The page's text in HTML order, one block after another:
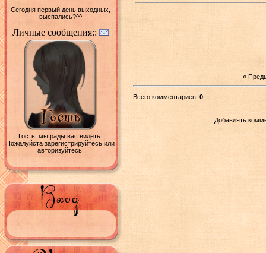
Сегодня первый день выходных,
выспались?^^
Личные сообщения::
Гость, мы рады вас видеть.
Пожалуйста зарегистрируйтесь или
авторизуйтесь!
«
Всего комментариев: 0
Добавлять